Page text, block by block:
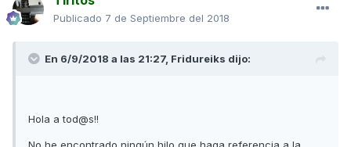
Publicado 7 de Septiembre del 2018
En 6/9/2018 a las 21:27, Fridureiks dijo:
Hola a tod@s!!